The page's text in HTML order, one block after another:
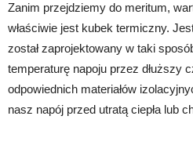
Zanim przejdziemy do meritum,
właściwie jest kubek termiczny.
został zaprojektowany w taki
temperaturę napoju przez dłuższy
odpowiednich materiałów
nasz napój przed utratą ciepła lub